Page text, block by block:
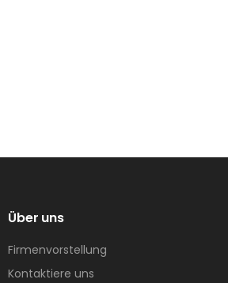
Über uns
Firmenvorstellung
Kontaktiere uns